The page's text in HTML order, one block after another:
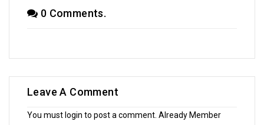
0 Comments.
Leave A Comment
You must login to post a comment. Already Member